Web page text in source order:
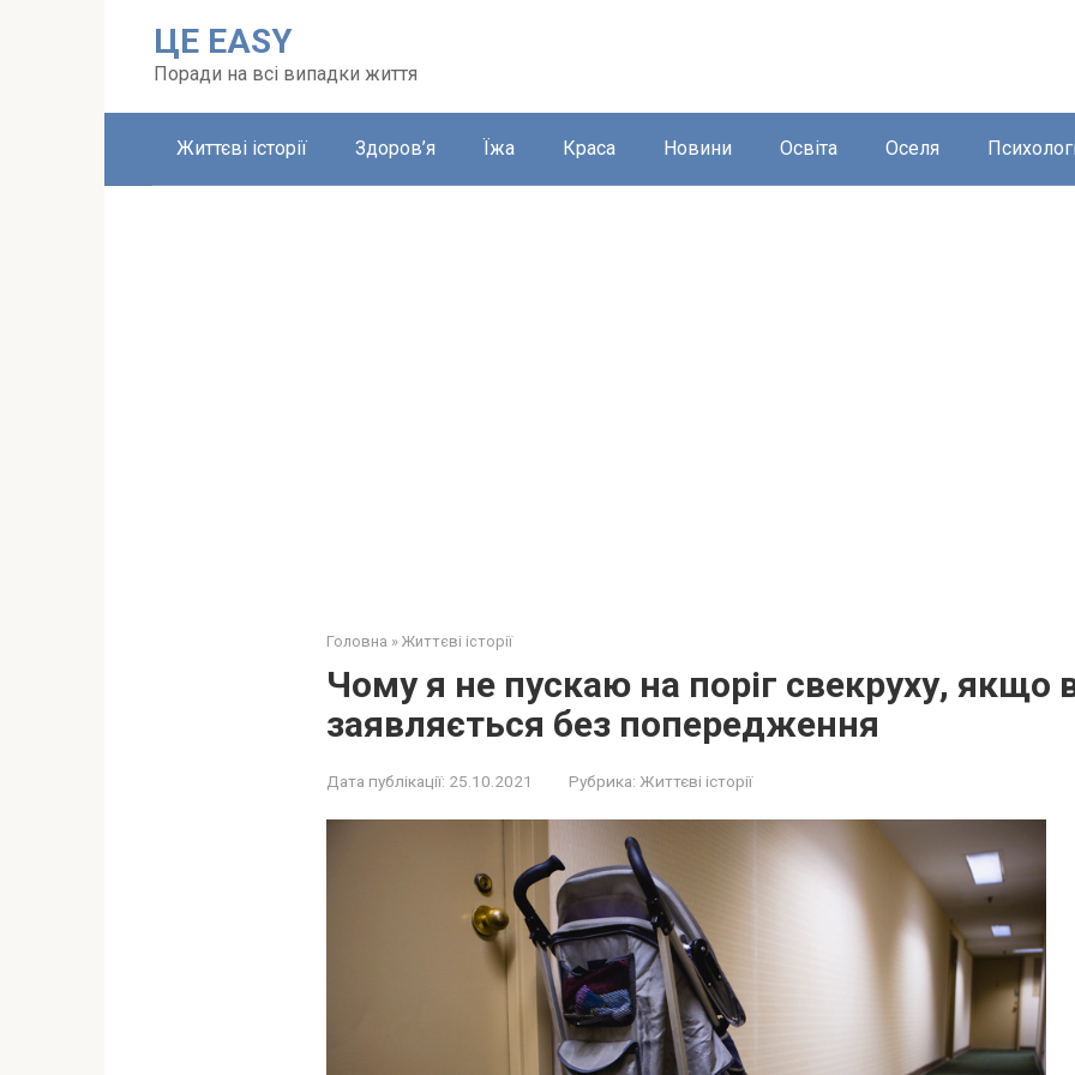
ЦЕ EASY
Поради на всі випадки життя
Життєві історії Здоров’я Їжа Краса Новини Освіта Оселя
Головна » Життєві історії
Чому я не пускаю на поріг свекруху, якщо
заявляється без попередження
Дата публікації: 25.10.2021 Рубрика: Життєві історії